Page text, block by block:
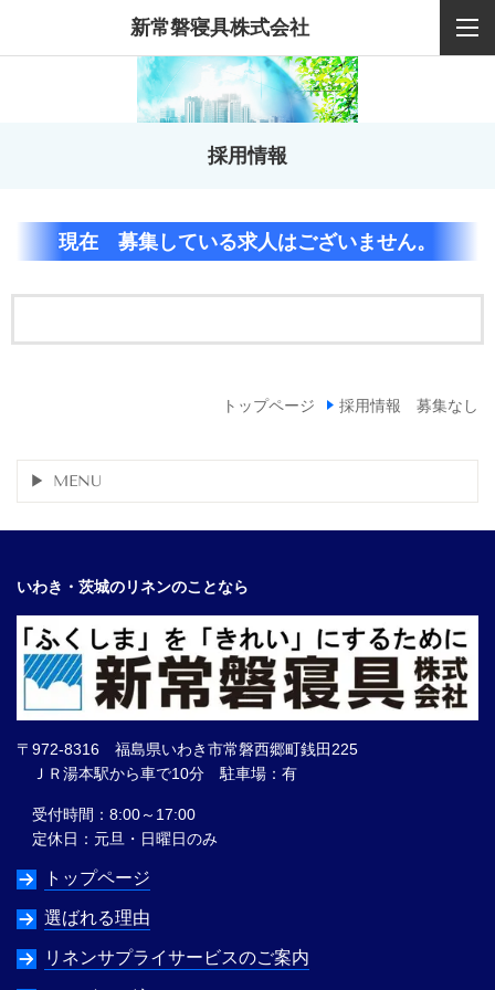
新常磐寝具株式会社
採用情報
現在 募集している求人はございません。
トップページ 採用情報 募集なし
MENU
いわき・茨城のリネンのことなら
〒972-8316 福島県いわき市常磐西郷町銭田225
ＪＲ湯本駅から車で10分 駐車場：有
受付時間：8:00～17:00
定休日：元旦・日曜日のみ
トップページ
選ばれる理由
リネンサプライサービスのご案内